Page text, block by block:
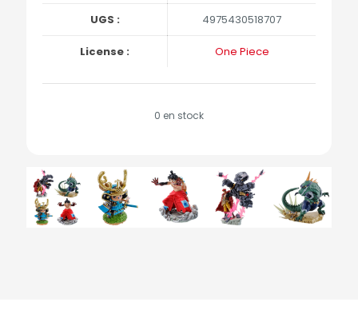
UGS : 4975430518707
License : One Piece
0 en stock